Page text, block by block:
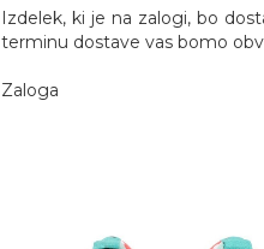
Izdelek, ki je na zalogi, bo
terminu dostave vas bomo
Zaloga